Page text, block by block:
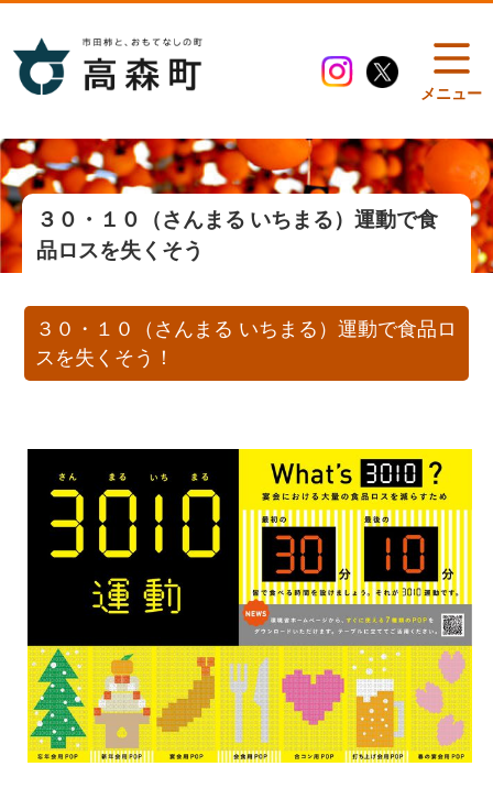
メニュー
３０・１０（さんまる いちまる）運動で食
品ロスを失くそう
３０・１０（さんまる いちまる）運動で食品ロ
スを失くそう！